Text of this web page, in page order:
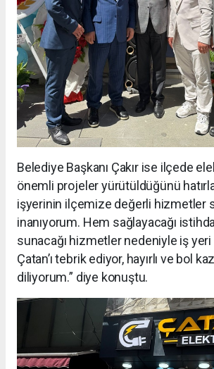
Belediye Başkanı Çakır ise ilçede
önemli projeler yürütüldüğünü
işyerinin ilçemize değerli hizmetler
inanıyorum. Hem sağlayacağı
sunacağı hizmetler nedeniyle iş
Çatan’ı tebrik ediyor, hayırlı ve bol
diliyorum.” diye konuştu.